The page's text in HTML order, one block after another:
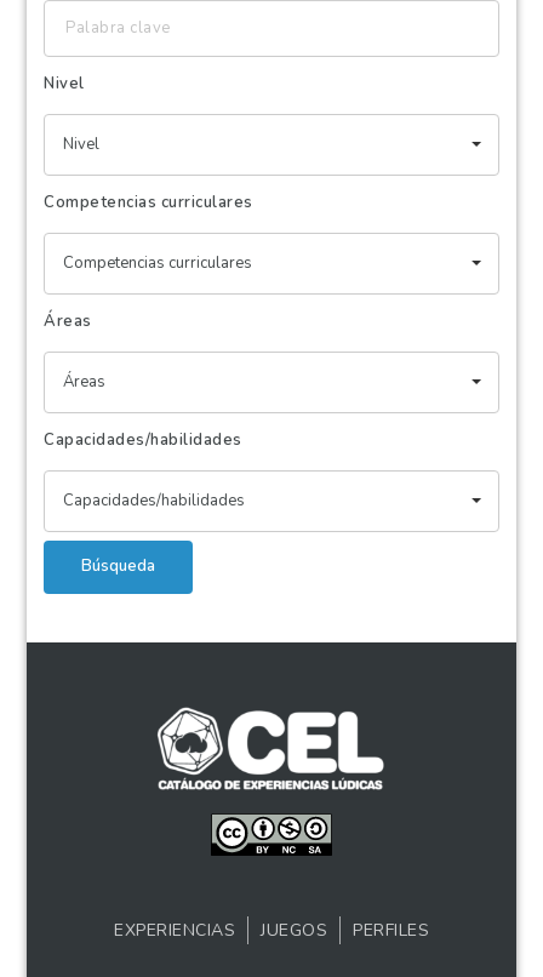
clave
Nivel
Nivel
Competencias curriculares
Competencias curriculares
Áreas
Áreas
Capacidades/habilidades
Capacidades/habilidades
Búsqueda
EXPERIENCIAS JUEGOS PERFILES